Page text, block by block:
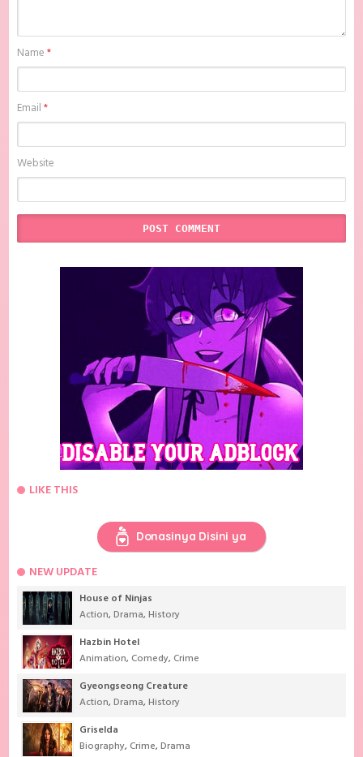
Name*
Email*
Website
LIKE THIS
Donasinya Disini ya
NEW UPDATE
House of Ninjas
Action,Drama,History
Hazbin Hotel
Animation, Comedy, Crime
Gyeongseong Creature
Action,Drama,History
Griselda
Biography, Crime,Drama